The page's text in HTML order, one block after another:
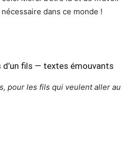
dans ce monde !
d’un fils — textes émouvants
pour les fils qui veulent aller au